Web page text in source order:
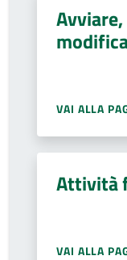
VAI ALLA
Attività
VAI ALLA